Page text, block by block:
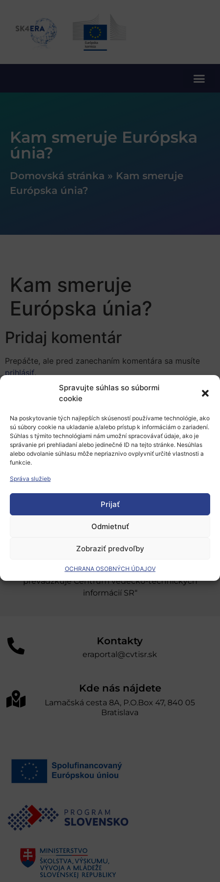
Spravujte súhlas so súbormi
cookie
Na poskytovanie tých najlepších skúseností používame technológie, ako
sú súbory cookie na ukladanie a/alebo prístup k informáciám o zariadení.
Súhlas s týmito technológiami nám umožní spracovávať údaje, ako je
správanie pri prehliadaní alebo jedinečné ID na tejto stránke. Nesúhlas
alebo odvolanie súhlasu môže nepriaznivo ovplyvniť určité vlastnosti a
funkcie.
Správa služieb
Prijať
Odmietnuť
Zobraziť predvoľby
OCHRANA OSOBNÝCH ÚDAJOV
Kam smeruje Európska
únia?
Domovská stránka » Kam smeruje
Európska únia?
Kam smeruje
Európska únia?
Pridaj komentár
Prepáčte, ale pred zanechaním komentára sa musíte
prihlásiť.
Európsky výskumný priestor
Grantové programy pre výskum
Odber noviniek
úniou v rámci Programu Slovensko. Portál
prevádzkuje Centrum vedecko-technických
informácií SR“
Kontakty
eraportal@cvtisr.sk
Kde nás nájdete
Lamačská cesta 8A, P.O.Box 47, 840 05
Bratislava